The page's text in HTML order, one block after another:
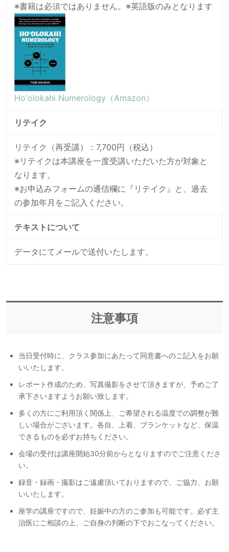
※書籍は必須ではありません。※英語版のみとなります
Ho'olokahi Numerology（Amazon）
リテイク
リテイク（再受講）：7,700円（税込）
※リテイクは本講座を一度受講いただいた方が対象と
なります。
※お申込みフォームの通信欄に『リテイク』と、過去
の参加年月をご記入ください。
テキストについて
データにてメールで送付いたします。
注意事項
当日受付時に、クラス参加にあたって同意書へのご記入をお願
いいたします。
レポート作成のため、写真撮影をさせて頂きますが、予めご了
承下さいますようお願い致します。
多くの方にご利用頂く関係上、ご希望される温度での調整が難
しい場合がございます。各自、上着、ブランケットなど、保温
できるものを必ずお持ちください。
会場の受付は講座開始30分前からとなりますのでご注意くださ
い。
録音・録画・撮影はご遠慮頂いておりますので、ご協力、お願
いいたします。
座学の講座ですので、妊娠中の方のご参加も可能です。必ず主
治医にご相談の上、ご自身の判断の下でおこなってください。